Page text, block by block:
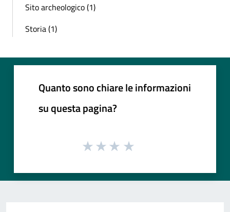
Sito archeologico (1)
Storia (1)
Quanto sono chiare le informazioni
su questa pagina?